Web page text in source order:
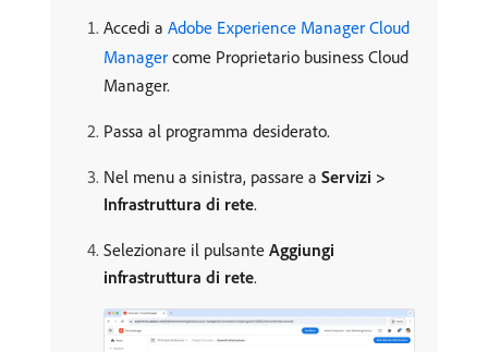
Accedi a Adobe Experience Manager Cloud
Manager come Proprietario business Cloud
Manager.
Passa al programma desiderato.
Nel menu a sinistra, passare a Servizi >
Infrastruttura di rete.
Selezionare il pulsante Aggiungi
infrastruttura di rete.